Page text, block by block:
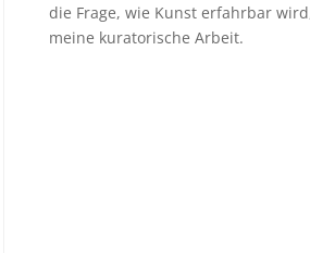
die Frage, wie Kunst erfahrbar
meine kuratorische Arbeit.